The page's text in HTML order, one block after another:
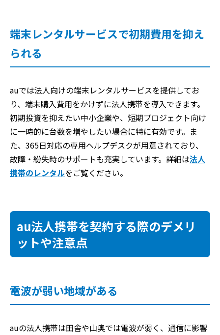
端末レンタルサービスで初期費用を抑え
られる
auでは法人向けの端末レンタルサービスを提供してお
り、端末購入費用をかけずに法人携帯を導入できます。
初期投資を抑えたい中小企業や、短期プロジェクト向け
に一時的に台数を増やしたい場合に特に有効です。ま
た、365日対応の専用ヘルプデスクが用意されており、
故障・紛失時のサポートも充実しています。詳細は法人
携帯のレンタルをご覧ください。
au法人携帯を契約する際のデメリ
ットや注意点
電波が弱い地域がある
auの法人携帯は田舎や山奥では電波が弱く、通信に影響